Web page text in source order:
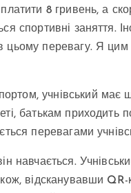
8 гривень, а
спортивні заняття.
перевагу. Я цим
учнівський має
батькам приходить
перевагами
навчається.
відсканувавши